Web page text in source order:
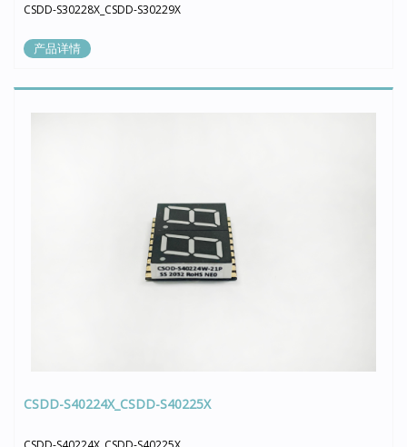
CSDD-S30228X_CSDD-S30229X
产品详情
CSDD-S40224X_CSDD-S40225X